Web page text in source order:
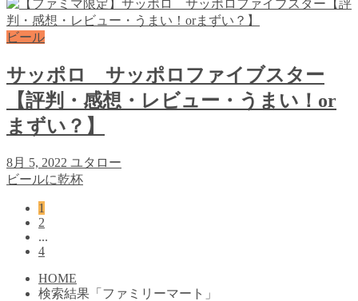
ビール
サッポロ サッポロファイブスター
【評判・感想・レビュー・うまい！or
まずい？】
8月 5, 2022 ユタロー
ビールに乾杯
1
2
...
4
HOME
検索結果「ファミリーマート」